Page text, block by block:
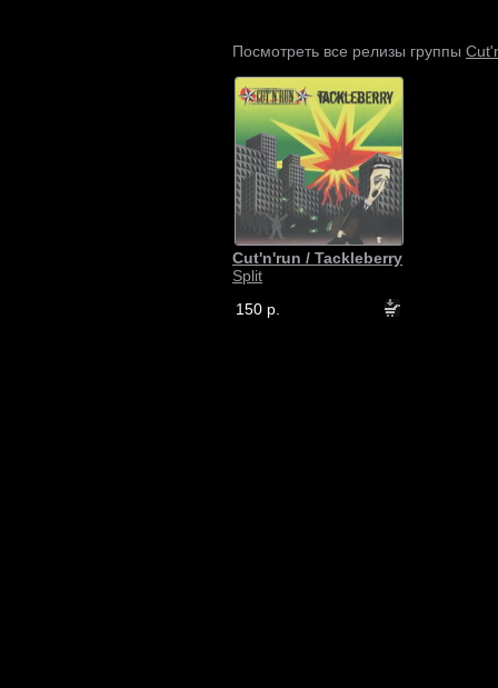
Посмотреть все релизы группы
Cut'n'run / Tackleberry
Split
150 р.